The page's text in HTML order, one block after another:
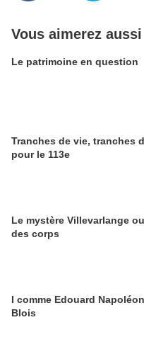
Vous aimerez aussi
Le patrimoine en question
Tranches de vie, tranches
pour le 113e
Le mystère Villevarlange
des corps
I comme Edouard
Blois